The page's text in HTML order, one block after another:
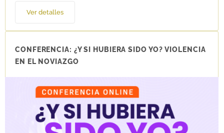
Ver detalles
CONFERENCIA: ¿Y SI HUBIERA SIDO YO? VIOLENCIA
EN EL NOVIAZGO